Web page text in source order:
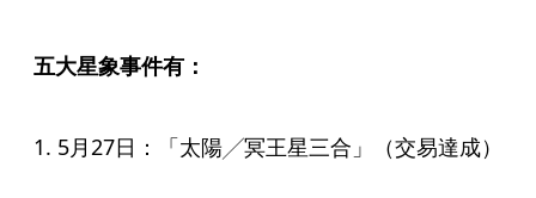
五大星象事件有：
1. 5月27日：「太陽╱冥王星三合」（交易達成）